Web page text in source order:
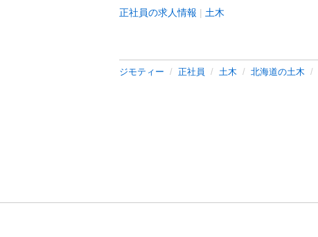
正社員の求人情報 土木
ジモティー 正社員 土木 北海道の土木